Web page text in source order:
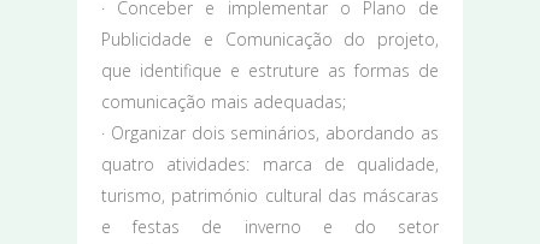
· Conceber e implementar o Plano de
Publicidade e Comunicação do projeto,
que identifique e estruture as formas de
comunicação mais adequadas;
· Organizar dois seminários, abordando as
quatro atividades: marca de qualidade,
turismo, património cultural das máscaras
e festas de inverno e do setor